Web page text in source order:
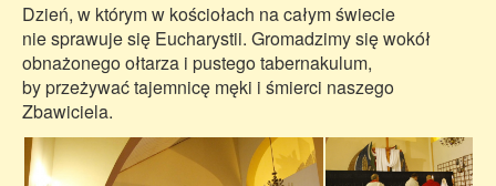
Dzień, w którym w kościołach na całym świecie
nie sprawuje się Eucharystii. Gromadzimy się wokół
obnażonego ołtarza i pustego tabernakulum,
by przeżywać tajemnicę męki i śmierci naszego
Zbawiciela.